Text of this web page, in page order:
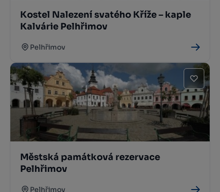
Kostel Nalezení svatého Kříže – kaple
Kalvárie Pelhřimov
Pelhřimov
Městská památková rezervace
Pelhřimov
Pelhřimov